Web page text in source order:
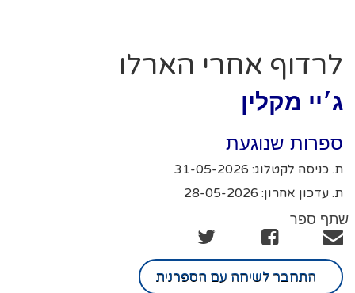
לרדוף אחרי הארלו
ג׳יי מקלין
ספרות שנוגעת
ת. כניסה לקטלוג: 31-05-2026
ת. עדכון אחרון: 28-05-2026
שתף ספר
התחבר לשיחה עם הספרנית